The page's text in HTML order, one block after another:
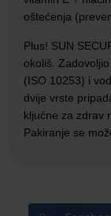
oštećenja
Plus! SUN
okoliš.
(ISO 10253) i
dvije vrste
ključne za zdrav
Pakiranje se